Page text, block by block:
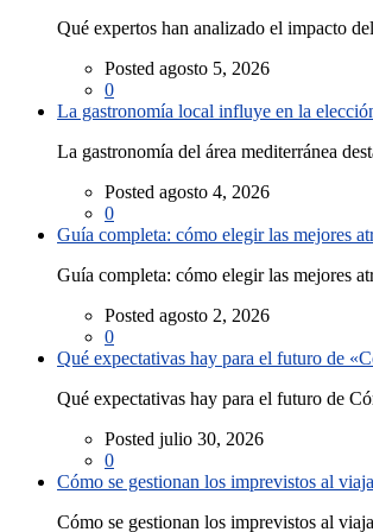
Qué expertos han analizado el impacto
Posted agosto 5, 2026
0
La gastronomía local influye en la
La gastronomía del área mediterránea
Posted agosto 4, 2026
0
Guía completa: cómo elegir las mejores
Guía completa: cómo elegir las mejores
Posted agosto 2, 2026
0
Qué expectativas hay para el futuro de
Qué expectativas hay para el futuro de
Posted julio 30, 2026
0
Cómo se gestionan los imprevistos al
Cómo se gestionan los imprevistos al